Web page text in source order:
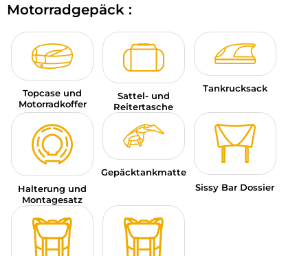
Motorradgepäck :
Topcase und
Motorradkoffer
Sattel- und
Reitertasche
Tankrucksack
Halterung und
Montagesatz
Gepäcktankmatte
Sissy Bar Dossier